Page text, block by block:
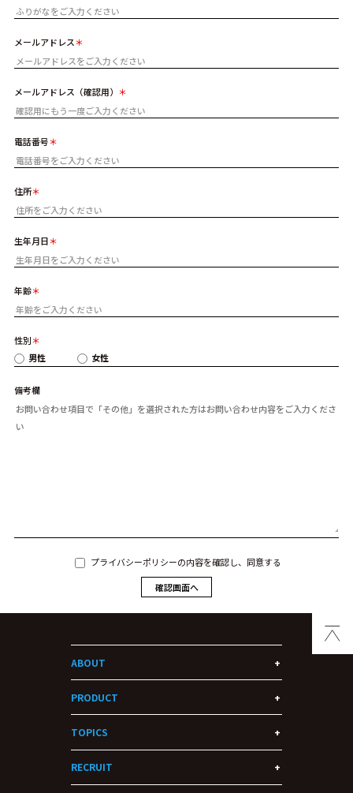
メールアドレス
メールアドレス（確認用）
電話番号
住所
生年月日
年齢
性別
男性
女性
備考欄
プライバシーポリシーの内容を確認し、同意する
ABOUT
PRODUCT
TOPICS
RECRUIT